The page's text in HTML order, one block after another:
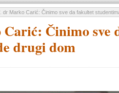
dr Marko Carić: Činimo sve da fakultet
Činimo sve
drugi dom